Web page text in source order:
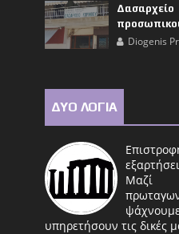
Diogenis
ΔΥΟ ΛΟΓΙΑ
Μαζί
υπηρετήσουν τις δικές